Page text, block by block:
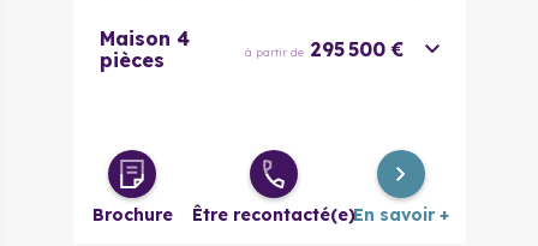
Maison 4
pièces
à partir de 295 500 €
Brochure Être recontacté(e)En savoir +